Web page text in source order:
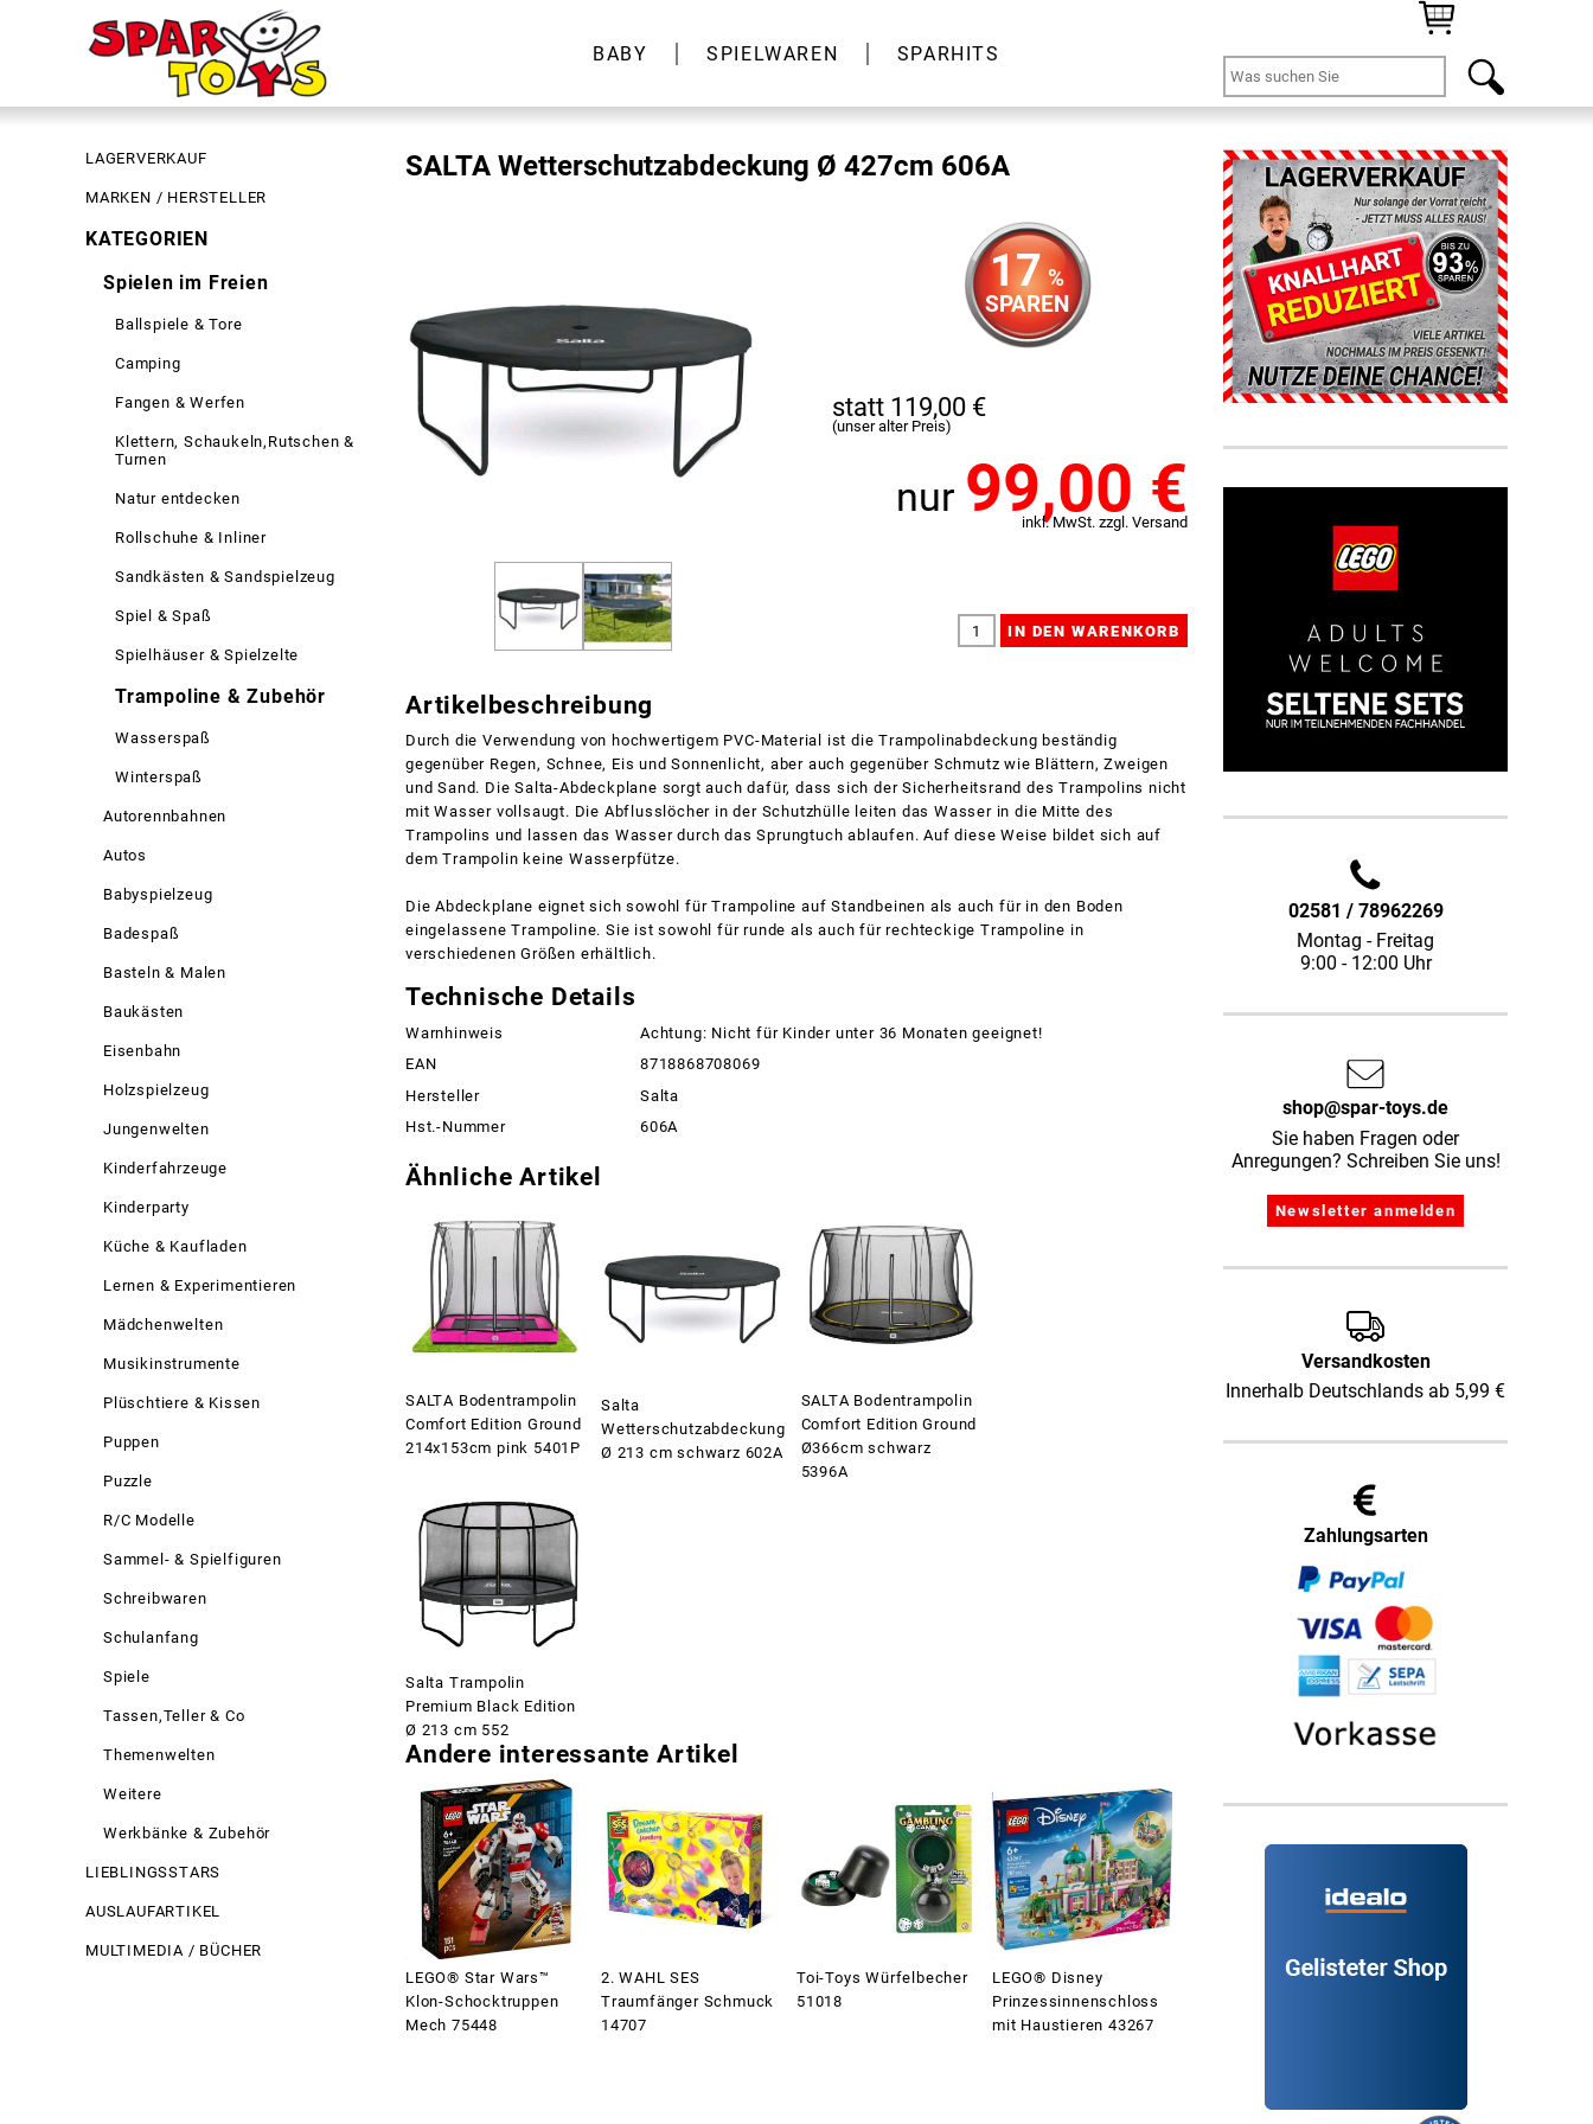
BABY SPIELWAREN SPARHITS
LAGERVERKAUF
MARKEN / HERSTELLER
KATEGORIEN
Spielen im Freien
Ballspiele & Tore
Camping
Fangen & Werfen
Klettern, Schaukeln,Rutschen &
Turnen
Natur entdecken
Rollschuhe & Inliner
Sandkästen & Sandspielzeug
Spiel & Spaß
Spielhäuser & Spielzelte
Trampoline & Zubehör
Wasserspaß
Winterspaß
Autorennbahnen
Autos
Babyspielzeug
Badespaß
Basteln & Malen
Baukästen
Eisenbahn
Holzspielzeug
Jungenwelten
Kinderfahrzeuge
Kinderparty
Küche & Kaufladen
Lernen & Experimentieren
Mädchenwelten
Musikinstrumente
Plüschtiere & Kissen
Puppen
Puzzle
R/C Modelle
Sammel- & Spielfiguren
Schreibwaren
Schulanfang
Spiele
Tassen,Teller & Co
Themenwelten
Weitere
Werkbänke & Zubehör
LIEBLINGSSTARS
AUSLAUFARTIKEL
MULTIMEDIA / BÜCHER
SALTA Wetterschutzabdeckung Ø 427cm 606A
17 %
SPAREN
statt 119,00 €
(unser alter Preis)
nur 99,00 €
inkl. MwSt. zzgl. Versand
Artikelbeschreibung
Durch die Verwendung von hochwertigem PVC-Material ist die Trampolinabdeckung beständig
gegenüber Regen, Schnee, Eis und Sonnenlicht, aber auch gegenüber Schmutz wie Blättern, Zweigen
und Sand. Die Salta-Abdeckplane sorgt auch dafür, dass sich der Sicherheitsrand des Trampolins nicht
mit Wasser vollsaugt. Die Abflusslöcher in der Schutzhülle leiten das Wasser in die Mitte des
Trampolins und lassen das Wasser durch das Sprungtuch ablaufen. Auf diese Weise bildet sich auf
dem Trampolin keine Wasserpfütze.
Die Abdeckplane eignet sich sowohl für Trampoline auf Standbeinen als auch für in den Boden
eingelassene Trampoline. Sie ist sowohl für runde als auch für rechteckige Trampoline in
verschiedenen Größen erhältlich.
Technische Details
Warnhinweis
Achtung: Nicht für Kinder unter 36 Monaten geeignet!
EAN
8718868708069
Hersteller
Salta
Hst.-Nummer
606A
Ähnliche Artikel
SALTA Bodentrampolin
Comfort Edition Ground
214x153cm pink 5401P
Salta
Wetterschutzabdeckung
Ø 213 cm schwarz 602A
SALTA Bodentrampolin
Comfort Edition Ground
Ø366cm schwarz
5396A
Salta Trampolin
Premium Black Edition
Ø 213 cm 552
Andere interessante Artikel
LEGO® Star Wars™
Klon-Schocktruppen
Mech 75448
2. WAHL SES
Traumfänger Schmuck
14707
Toi-Toys Würfelbecher
51018
LEGO® Disney
Prinzessinnenschloss
mit Haustieren 43267
02581 / 78962269
Montag - Freitag
9:00 - 12:00 Uhr
shop@spar-toys.de
Sie haben Fragen oder
Anregungen? Schreiben Sie uns!
Versandkosten
Innerhalb Deutschlands ab 5,99 €
Zahlungsarten